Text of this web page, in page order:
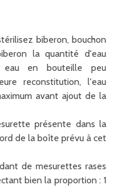
biberon, bouchon
la quantité d'eau
eau en bouteille peu
reconstitution, l'eau
avant ajout de la
présente dans la
de la boîte prévu à cet
de mesurettes rases
bien la proportion : 1